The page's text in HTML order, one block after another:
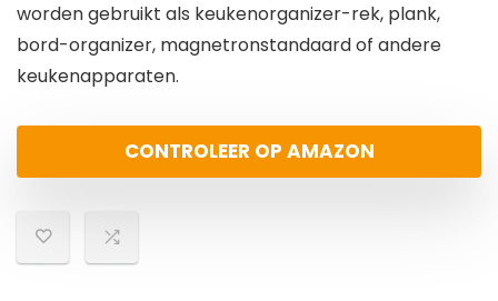
worden gebruikt als keukenorganizer-rek, plank,
bord-organizer, magnetronstandaard of andere
keukenapparaten.
CONTROLEER OP AMAZON